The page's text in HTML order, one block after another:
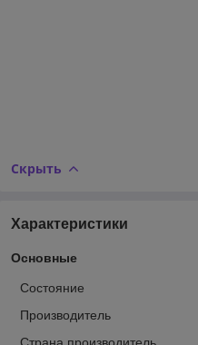
Скрыть
Характеристики
Основные
Состояние
Производитель
Страна производитель